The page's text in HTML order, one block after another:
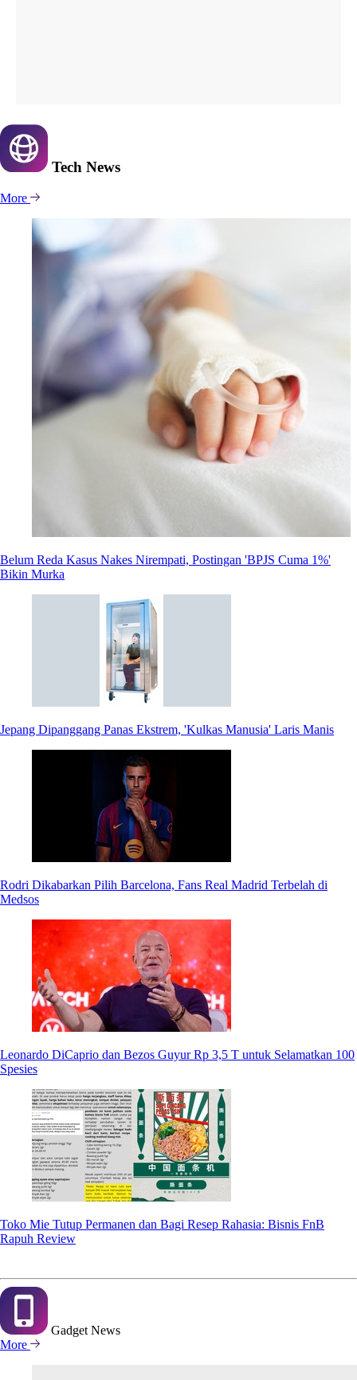
Tech News
More
Belum Reda Kasus Nakes Nirempati, Postingan 'BPJS Cuma 1%'
Bikin Murka
Jepang Dipanggang Panas Ekstrem, 'Kulkas Manusia' Laris Manis
Rodri Dikabarkan Pilih Barcelona, Fans Real Madrid Terbelah di
Medsos
Leonardo DiCaprio dan Bezos Guyur Rp 3,5 T untuk Selamatkan 100
Spesies
Toko Mie Tutup Permanen dan Bagi Resep Rahasia: Bisnis FnB
Rapuh Review
Gadget News
More